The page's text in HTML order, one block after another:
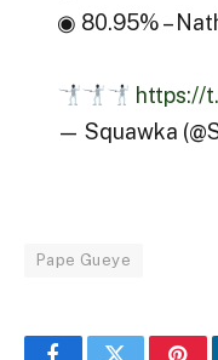
◉ 80.95% –
https://
— Squawka
Pape Gueye